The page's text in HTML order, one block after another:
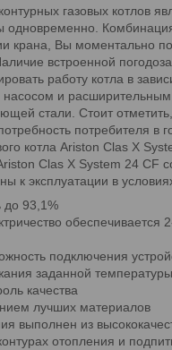
газовых котлов
одновременно.
крана, Вы моментально
встроенной
работу котла в
и
стали. Стоит
потребителя в
котла Ariston Clas X
Clas X System 24
к эксплуатации в
до 93,1%
подключения
заданной
качества
лучших материалов
выполнен из
отопления и